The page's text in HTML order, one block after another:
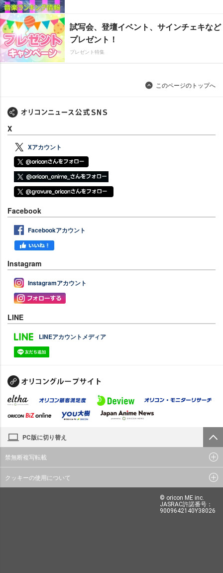
試写会、登壇イベント、サインチェキなど
プレゼント！
プレゼント特集
このページのトップへ
X
Xアカウント
Facebook
Facebookアカウント
Instagram
Instagramアカウント
LINE
LINEアカウントメディア
PC版に切り替え
禁無断複写転載
クッキーの使用について
© oricon ME inc.
JASRAC許諾番号：
9009642140Y38026